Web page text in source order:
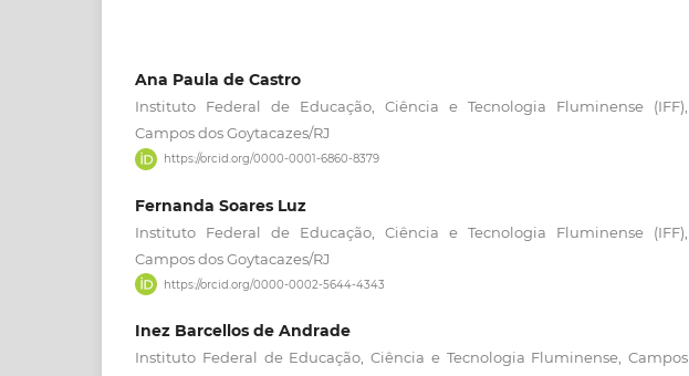
Ana Paula de Castro
Instituto Federal de Educação, Ciência e Tecnologia Fluminense (IFF),
Campos dos Goytacazes/RJ
https://orcid.org/0000-0001-6860-8379
Fernanda Soares Luz
Instituto Federal de Educação, Ciência e Tecnologia Fluminense (IFF),
Campos dos Goytacazes/RJ
https://orcid.org/0000-0002-5644-4343
Inez Barcellos de Andrade
Instituto Federal de Educação, Ciência e Tecnologia Fluminense, Campos